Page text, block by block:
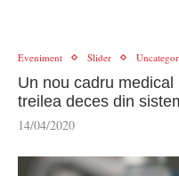
Eveniment Slider
Un nou cadru
treilea deces din
14/04/2020